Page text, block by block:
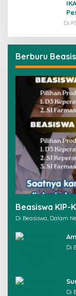
Di
Berburu
Beasiswa KIP-
Di Beasiswa, Dalam
Di
Di